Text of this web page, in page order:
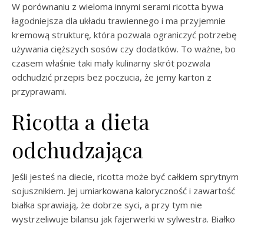
W porównaniu z wieloma innymi serami ricotta bywa
łagodniejsza dla układu trawiennego i ma przyjemnie
kremową strukturę, która pozwala ograniczyć potrzebę
używania cięższych sosów czy dodatków. To ważne, bo
czasem właśnie taki mały kulinarny skrót pozwala
odchudzić przepis bez poczucia, że jemy karton z
przyprawami.
Ricotta a dieta
odchudzająca
Jeśli jesteś na diecie, ricotta może być całkiem sprytnym
sojusznikiem. Jej umiarkowana kaloryczność i zawartość
białka sprawiają, że dobrze syci, a przy tym nie
wystrzeliwuje bilansu jak fajerwerki w sylwestra. Białko